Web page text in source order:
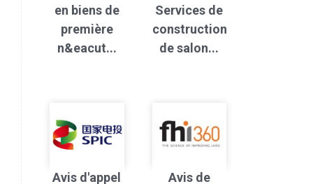
en biens de
première
n&eacut...
Services de
construction
de salon...
Avis d'appel Avis de